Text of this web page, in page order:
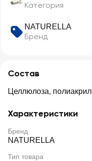
Категория
NATURELLA
Бренд
Состав
Целлюлоза,
Характеристики
Бренд
NATURELLA
Тип товара